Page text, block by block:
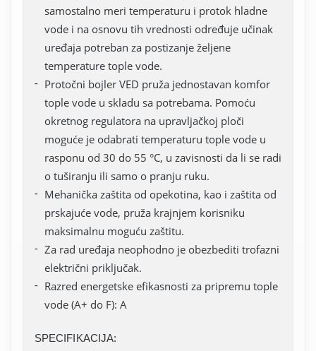
samostalno meri temperaturu i protok hladne
vode i na osnovu tih vrednosti određuje učinak
uređaja potreban za postizanje željene
temperature tople vode.
Protočni bojler VED pruža jednostavan komfor
tople vode u skladu sa potrebama. Pomoću
okretnog regulatora na upravljačkoj ploči
moguće je odabrati temperaturu tople vode u
rasponu od 30 do 55 °C, u zavisnosti da li se radi
o tuširanju ili samo o pranju ruku.
Mehanička zaštita od opekotina, kao i zaštita od
prskajuće vode, pruža krajnjem korisniku
maksimalnu moguću zaštitu.
Za rad uređaja neophodno je obezbediti trofazni
električni priključak.
Razred energetske efikasnosti za pripremu tople
vode (A+ do F): A
SPECIFIKACIJA: